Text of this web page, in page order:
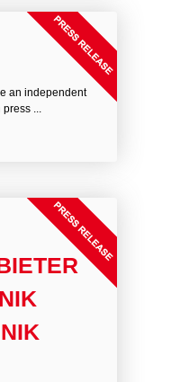
an independent
...